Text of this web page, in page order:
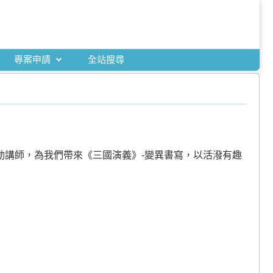
專案申請 全站搜尋
師，為我們帶來《三國演義》-變異書寫，以活潑有趣